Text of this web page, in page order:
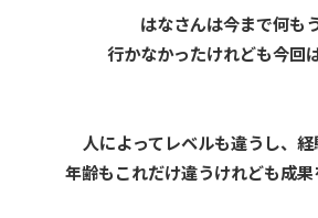
はなさんは今まで何も
行かなかったけれども今回
人によってレベルも違うし、経
年齢もこれだけ違うけれども成果